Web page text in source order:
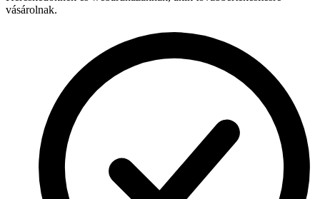
vásárolnak.